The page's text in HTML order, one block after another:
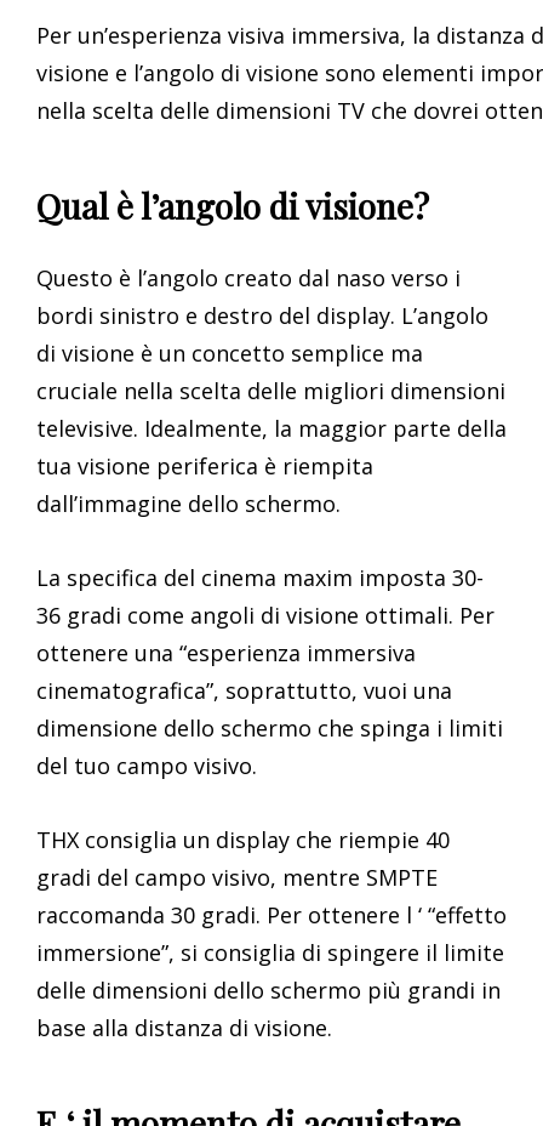
Per un’esperienza visiva immersiva, la distanza
visione e l’angolo di visione sono elementi
nella scelta delle dimensioni TV che dovrei
Qual è l’angolo di visione?
Questo è l’angolo creato dal naso verso i
bordi sinistro e destro del display. L’angolo
di visione è un concetto semplice ma
cruciale nella scelta delle migliori dimensioni
televisive. Idealmente, la maggior parte della
tua visione periferica è riempita
dall’immagine dello schermo.
La specifica del cinema maxim imposta 30-
36 gradi come angoli di visione ottimali. Per
ottenere una “esperienza immersiva
cinematografica”, soprattutto, vuoi una
dimensione dello schermo che spinga i limiti
del tuo campo visivo.
THX consiglia un display che riempie 40
gradi del campo visivo, mentre SMPTE
raccomanda 30 gradi. Per ottenere l ‘ “effetto
immersione”, si consiglia di spingere il limite
delle dimensioni dello schermo più grandi in
base alla distanza di visione.